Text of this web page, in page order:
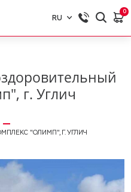
RU
RU
0
г. Углич
"ОЛИМП", Г. УГЛИЧ